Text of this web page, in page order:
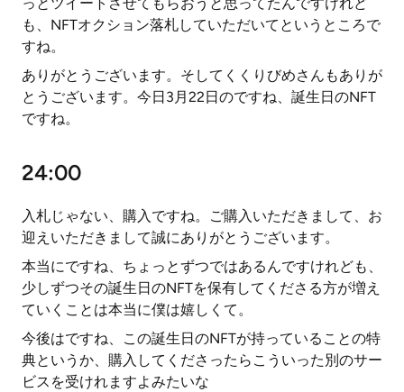
も、NFTオクション落札していただいてというところで
すね。
ありがとうございます。そしてくくりびめさんもありが
とうございます。今日3月22日のですね、誕生日のNFT
ですね。
24:00
入札じゃない、購入ですね。ご購入いただきまして、お
迎えいただきまして誠にありがとうございます。
本当にですね、ちょっとずつではあるんですけれども、
少しずつその誕生日のNFTを保有してくださる方が増え
ていくことは本当に僕は嬉しくて。
今後はですね、この誕生日のNFTが持っていることの特
典というか、購入してくださったらこういった別のサー
ビスを受けれますよみたいな